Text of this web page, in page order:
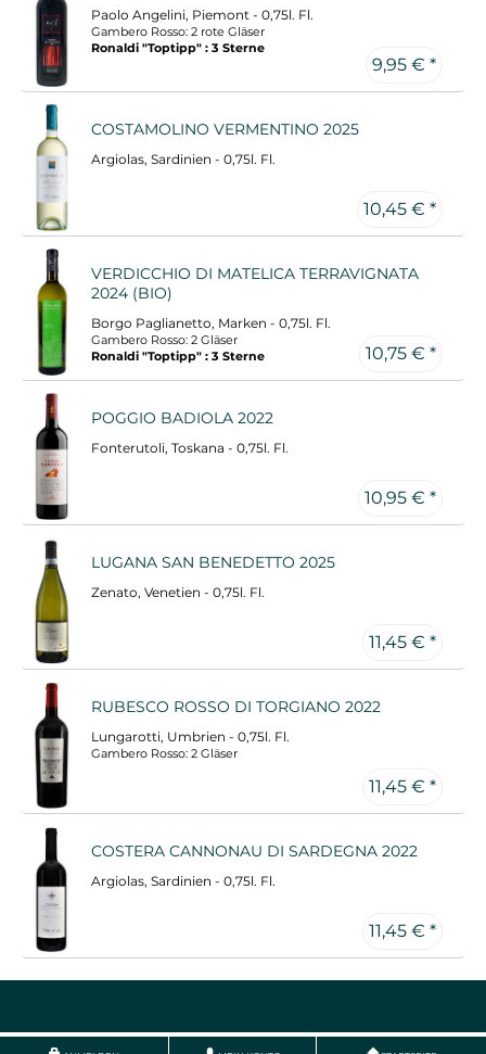
Paolo Angelini, Piemont - 0,75l. Fl.
Gambero Rosso: 2 rote Gläser
Ronaldi "Toptipp" : 3 Sterne
9,95 € *
COSTAMOLINO VERMENTINO 2025
Argiolas, Sardinien - 0,75l. Fl.
10,45 € *
VERDICCHIO DI MATELICA TERRAVIGNATA
2024 (BIO)
Borgo Paglianetto, Marken - 0,75l. Fl.
Gambero Rosso: 2 Gläser
Ronaldi "Toptipp" : 3 Sterne
10,75 € *
POGGIO BADIOLA 2022
Fonterutoli, Toskana - 0,75l. Fl.
10,95 € *
LUGANA SAN BENEDETTO 2025
Zenato, Venetien - 0,75l. Fl.
11,45 € *
RUBESCO ROSSO DI TORGIANO 2022
Lungarotti, Umbrien - 0,75l. Fl.
Gambero Rosso: 2 Gläser
11,45 € *
COSTERA CANNONAU DI SARDEGNA 2022
Argiolas, Sardinien - 0,75l. Fl.
11,45 € *